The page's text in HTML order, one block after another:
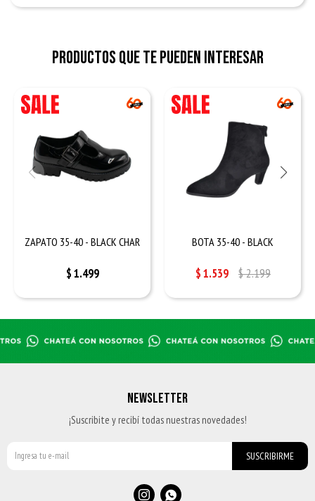
Productos que te pueden interesar
ZAPATO 35-40 - BLACK CHAR
$1.499
BOTA 35-40 - BLACK
$1.539 $2.199
NEWSLETTER
¡Suscribite y recibí todas nuestras novedades!
SUSCRIBIRME
 